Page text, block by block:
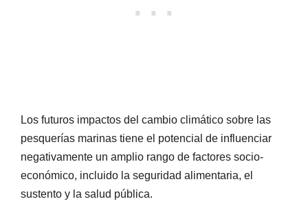
Los futuros impactos del cambio climático sobre las
pesquerías marinas tiene el potencial de influenciar
negativamente un amplio rango de factores socio-
económico, incluido la seguridad alimentaria, el
sustento y la salud pública.